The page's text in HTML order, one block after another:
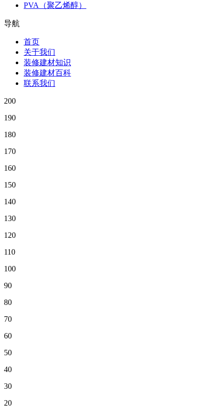
PVA（聚乙烯醇）
导航
首页
关于我们
装修建材知识
装修建材百科
联系我们
200
190
180
170
160
150
140
130
120
110
100
90
80
70
60
50
40
30
20